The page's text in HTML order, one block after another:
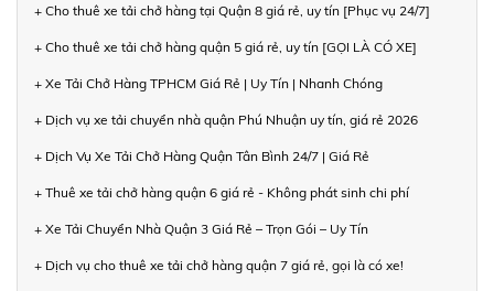
+ Cho thuê xe tải chở hàng tại Quận 8 giá rẻ, uy tín [Phục vụ 24/7]
+ Cho thuê xe tải chở hàng quận 5 giá rẻ, uy tín [GỌI LÀ CÓ XE]
+ Xe Tải Chở Hàng TPHCM Giá Rẻ | Uy Tín | Nhanh Chóng
+ Dịch vụ xe tải chuyển nhà quận Phú Nhuận uy tín, giá rẻ 2026
+ Dịch Vụ Xe Tải Chở Hàng Quận Tân Bình 24/7 | Giá Rẻ
+ Thuê xe tải chở hàng quận 6 giá rẻ - Không phát sinh chi phí
+ Xe Tải Chuyển Nhà Quận 3 Giá Rẻ – Trọn Gói – Uy Tín
+ Dịch vụ cho thuê xe tải chở hàng quận 7 giá rẻ, gọi là có xe!